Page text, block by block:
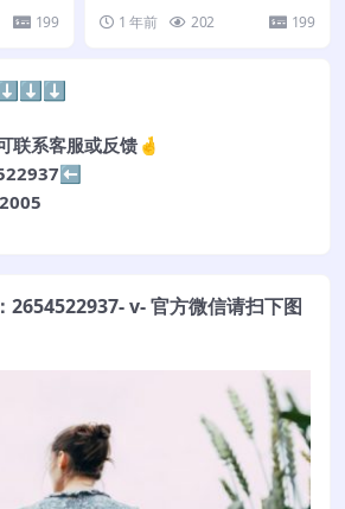
199 1 年前 202 199
⬇️⬇️⬇️
联系客服或反馈🤞
2654522937- v- 官方微信请扫下图